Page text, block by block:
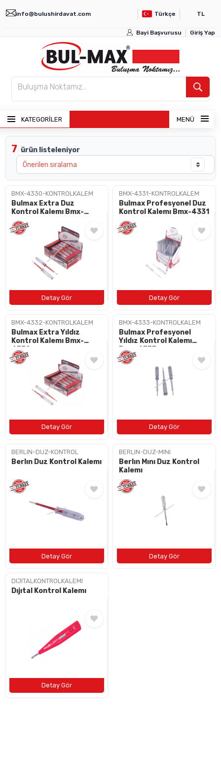
info@bulushirdavat.com Türkçe TL
Bayi Başvurusu Giriş Yap
KATEGORİLER MENÜ
ANASAYFA
ÜRÜNLER
BAYI GIRIŞI
BAYI OL
İLETIŞIM
7 ürün listeleniyor
BMX-4330-KONTROLKALEM
Bulmax Extra Duz
Kontrol Kalemı Bmx-
4330
BMX-4331-KONTROLKALEM
Bulmax Profesyonel Duz
Kontrol Kalemı Bmx-4331
BMX-4332-KONTROLKALEM
Bulmax Extra Yıldız
Kontrol Kalemı Bmx-
4332
BMX-4333-KONTROLKALEM
Bulmax Profesyonel
Yıldız Kontrol Kalemı
Bmx-4333
BERLIN-DUZ-KONTROL
Berlın Duz Kontrol Kalemı
BERLIN-DUZ-MINI
Berlın Mını Duz Kontrol
Kalemı
DIJITALKONTROLKALEMI
Dıjıtal Kontrol Kalemı